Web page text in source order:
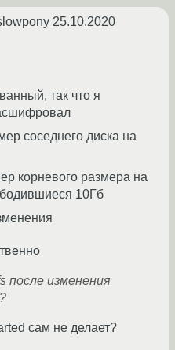
25.10.2020
так что я
соседнего диска на
корневого размера на
10Гб
после изменения
сам не делает?